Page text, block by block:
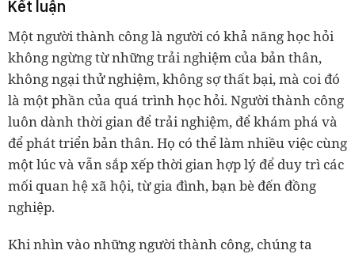
Kết luận
Một người thành công là người có khả năng học hỏi
không ngừng từ những trải nghiệm của bản thân,
không ngại thử nghiệm, không sợ thất bại, mà coi đó
là một phần của quá trình học hỏi. Người thành công
luôn dành thời gian để trải nghiệm, để khám phá và
để phát triển bản thân. Họ có thể làm nhiều việc cùng
một lúc và vẫn sắp xếp thời gian hợp lý để duy trì các
mối quan hệ xã hội, từ gia đình, bạn bè đến đồng
nghiệp.
Khi nhìn vào những người thành công, chúng ta